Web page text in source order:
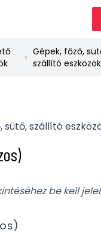
Gépek, főző,
szállító eszközök
sütő, szállító
be kell